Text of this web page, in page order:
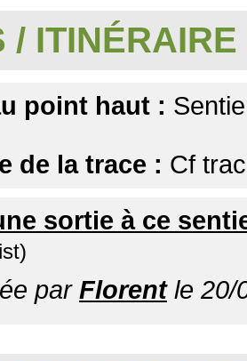
/ ITINÉRAIRE
point haut :
de la trace : Cf
sortie à ce
par Florentle 20/